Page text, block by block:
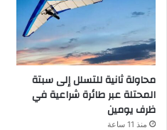
محاولة ثانية للتسلل إلى سبتة
المحتلة عبر طائرة شراعية في
ظرف يومين
منذ 11 ساعة